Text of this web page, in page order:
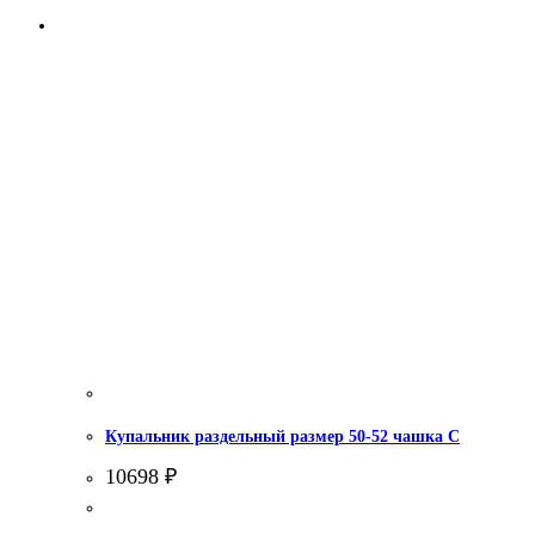
Купальник раздельный размер 50-52 чашка С
10698 ₽